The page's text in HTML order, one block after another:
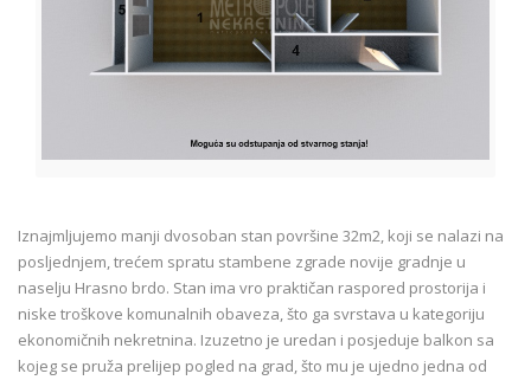
Iznajmljujemo manji dvosoban stan površine 32m2, koji se nalazi na
posljednjem, trećem spratu stambene zgrade novije gradnje u
naselju Hrasno brdo. Stan ima vro praktičan raspored prostorija i
niske troškove komunalnih obaveza, što ga svrstava u kategoriju
ekonomičnih nekretnina. Izuzetno je uredan i posjeduje balkon sa
kojeg se pruža prelijep pogled na grad, što mu je ujedno jedna od